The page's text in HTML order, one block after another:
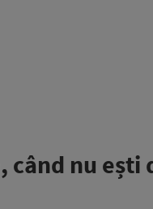
când nu ești